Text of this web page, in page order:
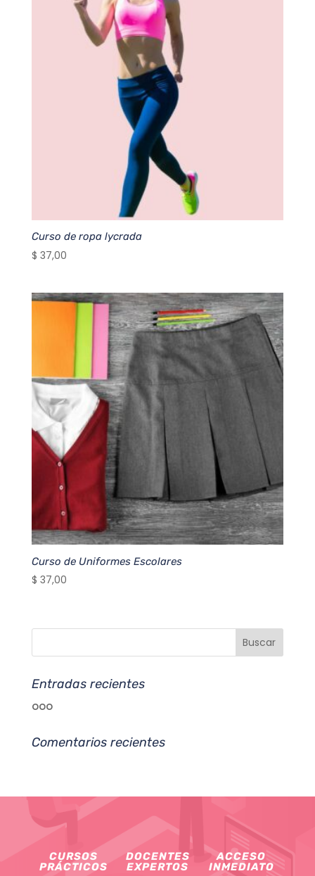
Curso de ropa lycrada
$ 37,00
Curso de Uniformes Escolares
$ 37,00
Entradas recientes
ooo
Comentarios recientes
CURSOS
PRÁCTICOS
DOCENTES
EXPERTOS
ACCESO
INMEDIATO